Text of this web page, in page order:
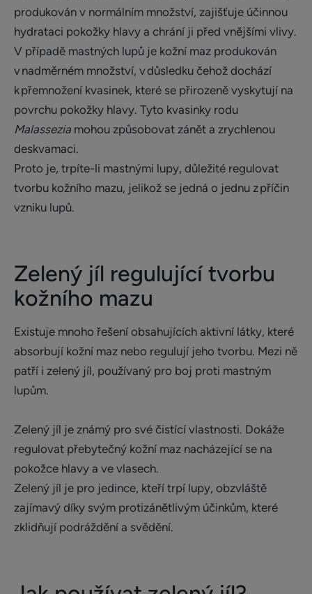
produkován v normálním množství, zajišťuje účinnou
hydrataci pokožky hlavy a chrání ji před vnějšími vlivy.
V případě mastných lupů je kožní maz produkován
v nadměrném množství, v důsledku čehož dochází
k přemnožení kvasinek, které se přirozeně vyskytují na
povrchu pokožky hlavy. Tyto kvasinky rodu
Malassezia mohou způsobovat zánět a zrychlenou
deskvamaci.
Proto je, trpíte-li mastnými lupy, důležité regulovat
tvorbu kožního mazu, jelikož se jedná o jednu z příčin
vzniku lupů.
Zelený jíl regulující tvorbu
kožního mazu
Existuje mnoho řešení obsahujících aktivní látky, které
absorbují kožní maz nebo regulují jeho tvorbu. Mezi ně
patří i zelený jíl, používaný pro boj proti mastným
lupům.
Zelený jíl je známý pro své čistící vlastnosti. Dokáže
regulovat přebytečný kožní maz nacházející se na
pokožce hlavy a ve vlasech.
Zelený jíl je pro jedince, kteří trpí lupy, obzvláště
zajímavý díky svým protizánětlivým účinkům, které
zklidňují podráždění a svědění.